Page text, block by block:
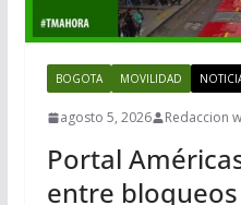
BOGOTA MOVILIDAD
agosto 5, 2026 Redaccion
Portal
entre